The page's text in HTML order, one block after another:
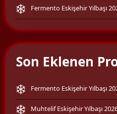
Fermento Eskişehir Yılbaşı
Son Eklenen
Fermento Eskişehir Yılbaşı
Muhtelif Eskişehir Yılbaşı